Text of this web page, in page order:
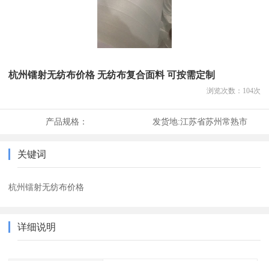
杭州镭射无纺布价格 无纺布复合面料 可按需定制
浏览次数： 104次
产品规格： 发货地:江苏省苏州常熟市
关键词
杭州镭射无纺布价格
详细说明